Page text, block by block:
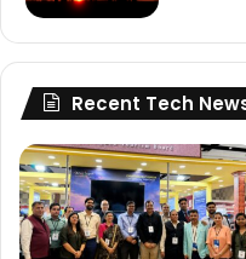
Recent Tech